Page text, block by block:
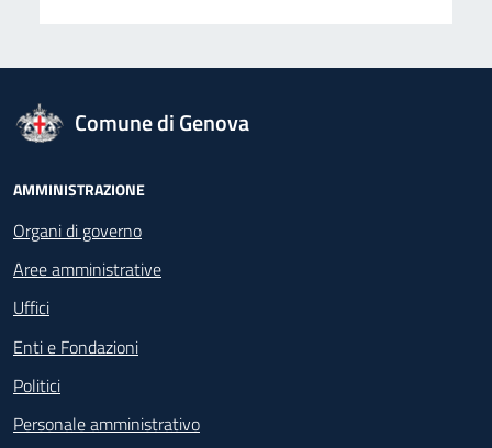
logo Unione Europea
Comune di Genova
Footer - Navigazione
AMMINISTRAZIONE
Organi di governo
Aree amministrative
Uffici
Enti e Fondazioni
Politici
Personale amministrativo